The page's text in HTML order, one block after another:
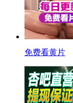
免费看黄片